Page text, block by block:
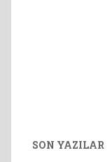
SON YAZILAR